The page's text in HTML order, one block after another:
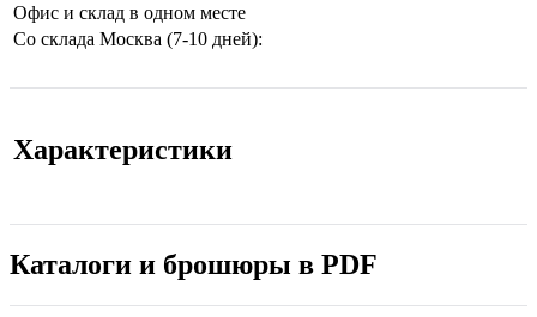
Офис и склад в одном месте
Со склада Москва (7-10 дней):
Характеристики
Каталоги и брошюры в PDF